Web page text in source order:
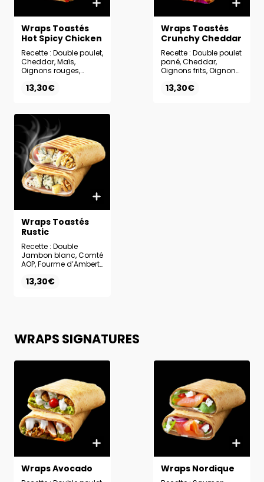
Wraps Toastés
Hot Spicy Chicken
Recette : Double poulet,
Cheddar, Maïs,
Oignons rouges,
Sauce Hot Spicy
13,30€
Wraps Toastés
Crunchy Cheddar
Recette : Double poulet
pané, Cheddar,
Oignons frits, Oignons
Champignons, Sauce
13,30€
Wraps Toastés
Rustic
Recette : Double
Jambon blanc, Comté
AOP, Fourme d’Ambert
Champignons de
13,30€
WRAPS SIGNATURES
Wraps Avocado Wraps Nordique